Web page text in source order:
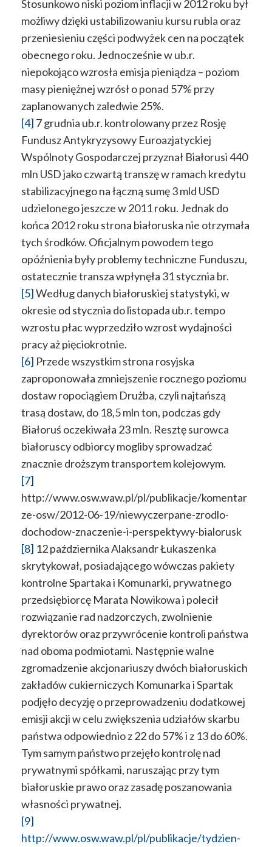
Stosunkowo niski poziom inflacji w 2012 roku był
możliwy dzięki ustabilizowaniu kursu rubla oraz
przeniesieniu części podwyżek cen na początek
obecnego roku. Jednocześnie w ub.r.
niepokojąco wzrosła emisja pieniądza – poziom
masy pieniężnej wzrósł o ponad 57% przy
zaplanowanych zaledwie 25%.
[4] 7 grudnia ub.r. kontrolowany przez Rosję
Fundusz Antykryzysowy Euroazjatyckiej
Wspólnoty Gospodarczej przyznał Białorusi 440
mln USD jako czwartą transzę w ramach kredytu
stabilizacyjnego na łączną sumę 3 mld USD
udzielonego jeszcze w 2011 roku. Jednak do
końca 2012 roku strona białoruska nie otrzymała
tych środków. Oficjalnym powodem tego
opóźnienia były problemy techniczne Funduszu,
ostatecznie transza wpłynęła 31 stycznia br.
[5]Według danych białoruskiej statystyki, w
okresie od stycznia do listopada ub.r. tempo
wzrostu płac wyprzedziło wzrost wydajności
pracy aż pięciokrotnie.
[6] Przede wszystkim strona rosyjska
zaproponowała zmniejszenie rocznego poziomu
dostaw ropociągiem Drużba, czyli najtańszą
trasą dostaw, do 18,5 mln ton, podczas gdy
Białoruś oczekiwała 23 mln. Resztę surowca
białoruscy odbiorcy mogliby sprowadzać
znacznie droższym transportem kolejowym.
[7]
http://www.osw.waw.pl/pl/publikacje/komentar
ze-osw/2012-06-19/niewyczerpane-zrodlo-
dochodow-znaczenie-i-perspektywy-bialorusk
[8] 12 października Alaksandr Łukaszenka
skrytykował, posiadającego wówczas pakiety
kontrolne Spartaka i Komunarki, prywatnego
przedsiębiorcę Marata Nowikowa i polecił
rozwiązanie rad nadzorczych, zwolnienie
dyrektorów oraz przywrócenie kontroli państwa
nad oboma podmiotami. Następnie walne
zgromadzenie akcjonariuszy dwóch białoruskich
zakładów cukierniczych Komunarka i Spartak
podjęło decyzję o przeprowadzeniu dodatkowej
emisji akcji w celu zwiększenia udziałów skarbu
państwa odpowiednio z 22 do 57% i z 13 do 60%.
Tym samym państwo przejęło kontrolę nad
prywatnymi spółkami, naruszając przy tym
białoruskie prawo oraz zasadę poszanowania
własności prywatnej.
[9]
http://www.osw.waw.pl/pl/publikacje/tydzien-